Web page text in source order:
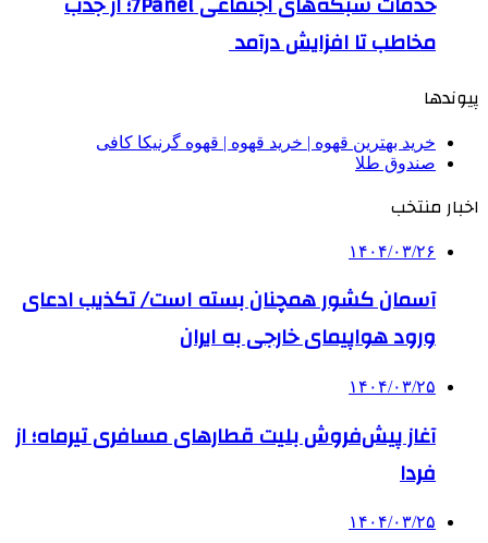
مخاطب تا افزایش درآمد
پیوندها
خرید بهترین قهوه | خرید قهوه | قهوه گرنیکا کافی
صندوق طلا
اخبار منتخب
۱۴۰۴/۰۳/۲۶
آسمان کشور همچنان بسته است/ تکذیب ادعای
ورود هواپیمای خارجی به ایران
۱۴۰۴/۰۳/۲۵
آغاز پیش‌فروش بلیت‌ قطارهای مسافری تیرماه؛ از
فردا
۱۴۰۴/۰۳/۲۵